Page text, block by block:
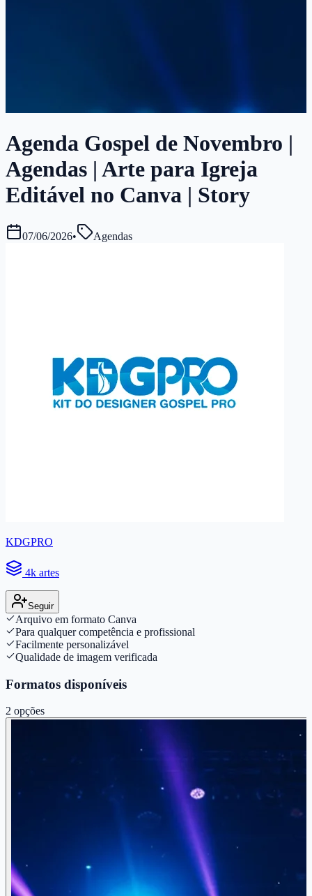
Agenda Gospel de Novembro |
Agendas | Arte para Igreja
Editável no Canva | Story
07/06/2026• Agendas
KDGPRO
4k artes
Seguir
Arquivo em formato Canva
Para qualquer competência e profissional
Facilmente personalizável
Qualidade de imagem verificada
Formatos disponíveis
2 opções